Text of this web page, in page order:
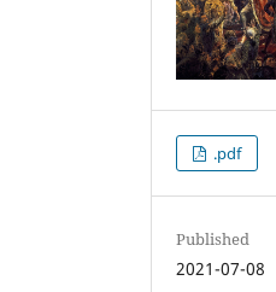
.pdf
Published
2021-07-08